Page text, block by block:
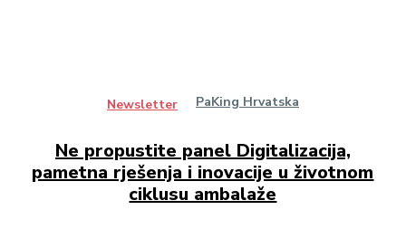
Newsletter PaKing Hrvatska
Ne propustite panel Digitalizacija,
pametna rješenja i inovacije u životnom
ciklusu ambalaže